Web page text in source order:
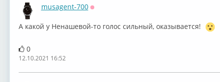
musagent-700
А какой у Ненашевой-то голос сильный, оказывается!
0
12.10.2021 16:52